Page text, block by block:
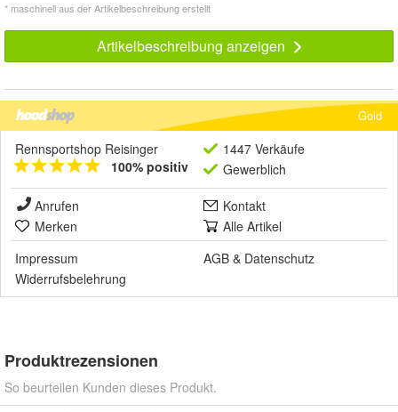
* maschinell aus der Artikelbeschreibung erstellt
Artikelbeschreibung anzeigen
Gold
Rennsportshop Reisinger
100% positiv
1447 Verkäufe
Gewerblich
Anrufen
Kontakt
Merken
Alle Artikel
Impressum
AGB & Datenschutz
Widerrufsbelehrung
Produktrezensionen
So beurteilen Kunden dieses Produkt.